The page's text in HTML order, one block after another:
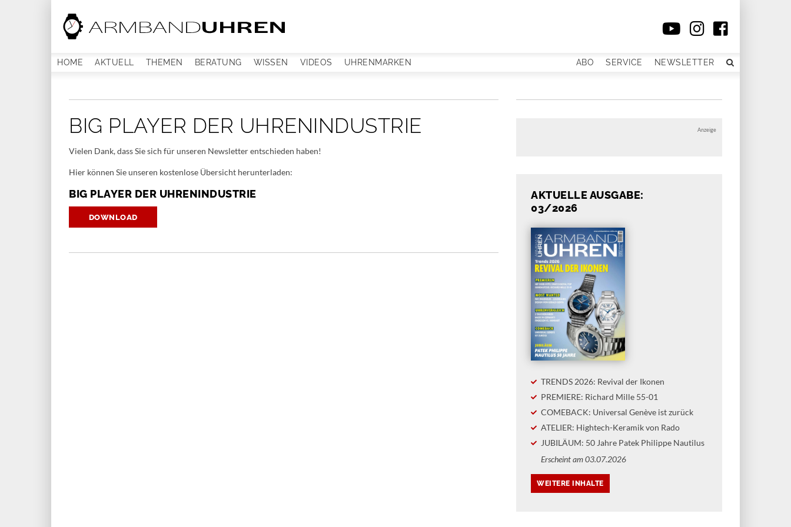
HOME AKTUELL THEMEN BERATUNG WISSEN VIDEOS UHRENMARKEN ABO SERVICE NEWSLETTER
BIG PLAYER DER UHRENINDUSTRIE
Vielen Dank, dass Sie sich für unseren Newsletter entschieden haben!
Hier können Sie unseren kostenlose Übersicht herunterladen:
BIG PLAYER DER UHRENINDUSTRIE
DOWNLOAD
Anzeige
AKTUELLE AUSGABE:
03/2026
TRENDS 2026: Revival der Ikonen
PREMIERE: Richard Mille 55-01
COMEBACK: Universal Genève ist zurück
ATELIER: Hightech-Keramik von Rado
JUBILÄUM: 50 Jahre Patek Philippe Nautilus
Erscheint am 03.07.2026